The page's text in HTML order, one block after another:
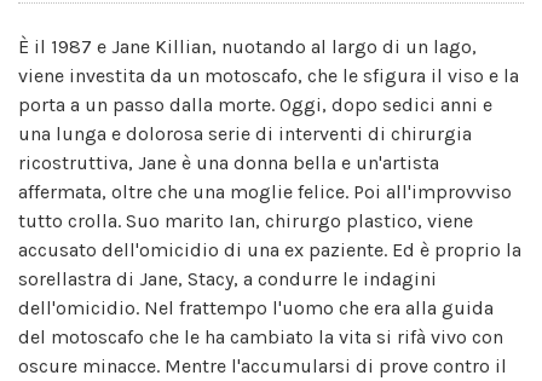
È il 1987 e Jane Killian, nuotando al largo di un lago,
viene investita da un motoscafo, che le sfigura il viso e la
porta a un passo dalla morte. Oggi, dopo sedici anni e
una lunga e dolorosa serie di interventi di chirurgia
ricostruttiva, Jane è una donna bella e un'artista
affermata, oltre che una moglie felice. Poi all'improvviso
tutto crolla. Suo marito Ian, chirurgo plastico, viene
accusato dell'omicidio di una ex paziente. Ed è proprio la
sorellastra di Jane, Stacy, a condurre le indagini
dell'omicidio. Nel frattempo l'uomo che era alla guida
del motoscafo che le ha cambiato la vita si rifà vivo con
oscure minacce. Mentre l'accumularsi di prove contro il